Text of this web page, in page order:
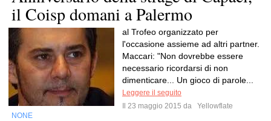
il Coisp domani a Palermo
al Trofeo organizzato per
l'occasione assieme ad altri partner.
Maccari: "Non dovrebbe essere
necessario ricordarsi di non
dimenticare... Un gioco di parole...
Leggere il seguito
Il 23 maggio 2015 da
Yellowflate
NONE